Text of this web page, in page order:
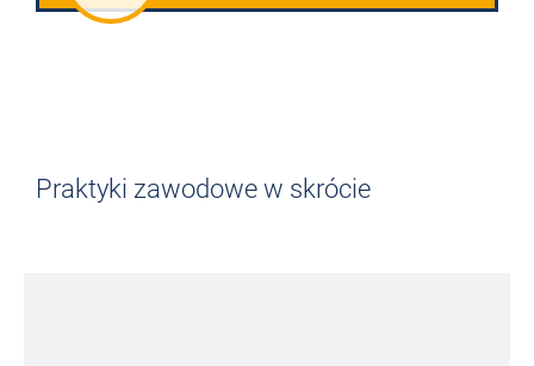
Praktyki zawodowe w skrócie